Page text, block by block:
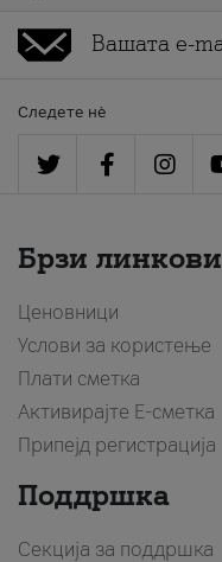
Следете нè
Брзи линкови
Ценовници
Услови за користење
Плати сметка
Активирајте Е-сметка
Припејд регистрација
Поддршка
Секција за поддршка